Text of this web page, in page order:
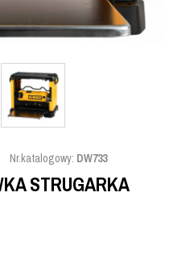
Nr.katalogowy: DW733
STRUGARKA